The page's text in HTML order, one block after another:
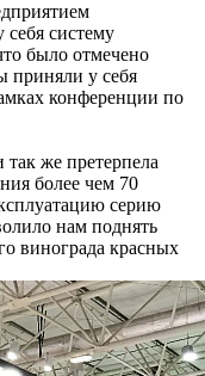
себя систему
было отмечено
приняли у себя
конференции по
же претерпела
более чем 70
серию
нам поднять
винограда красных